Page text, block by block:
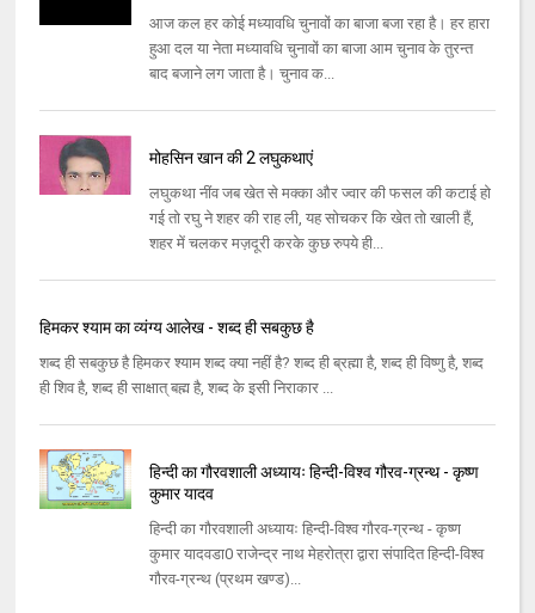
आज कल हर कोई मध्‍यावधि चुनावों का बाजा बजा रहा है। हर हारा
हुआ दल या नेता मध्‍यावधि चुनावों का बाजा आम चुनाव के तुरन्‍त
बाद बजाने लग जाता है। चुनाव क...
मोहसिन खान की 2 लघुकथाएं
लघुकथा नींव जब खेत से मक्का और ज्वार की फसल की कटाई हो
गई तो रघु ने शहर की राह ली, यह सोचकर कि खेत तो खाली हैं,
शहर में चलकर मज़दूरी करके कुछ रुपये ही...
हिमकर श्याम का व्यंग्य आलेख - शब्द ही सबकुछ है
शब्द ही सबकुछ है हिमकर श्याम शब्द क्या नहीं है? शब्द ही ब्रह्मा है, शब्द ही विष्णु है, शब्द
ही शिव है, शब्द ही साक्षात् बह्म है, शब्द के इसी निराकार ...
हिन्दी का गौरवशाली अध्यायः हिन्दी-विश्व गौरव-ग्रन्थ - कृष्ण
कुमार यादव
हिन्दी का गौरवशाली अध्यायः हिन्दी-विश्व गौरव-ग्रन्थ - कृष्ण
कुमार यादवडा0 राजेन्द्र नाथ मेहरोत्रा द्वारा संपादित हिन्दी-विश्व
गौरव-ग्रन्थ (प्रथम खण्ड)...